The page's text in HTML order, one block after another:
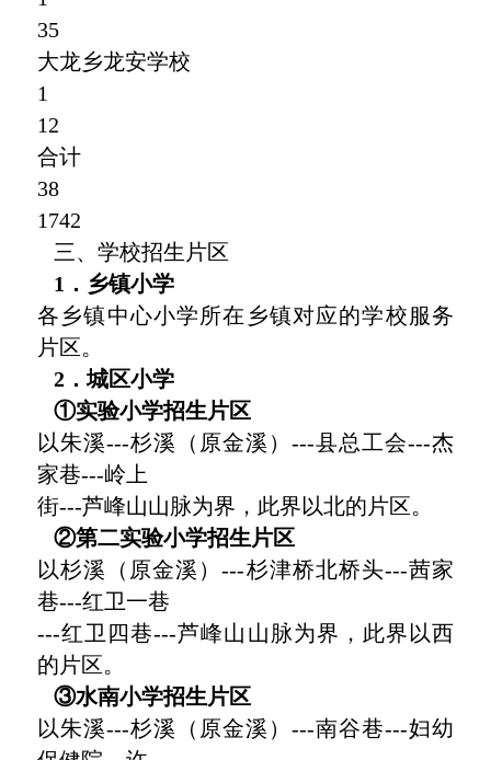
35
大龙乡龙安学校
1
12
合计
38
1742
三、学校招生片区
1．乡镇小学
各乡镇中心小学所在乡镇对应的学校服务
片区。
2．城区小学
①实验小学招生片区
以朱溪---杉溪（原金溪）---县总工会---杰
家巷---岭上
街---芦峰山山脉为界，此界以北的片区。
②第二实验小学招生片区
以杉溪（原金溪）---杉津桥北桥头---茜家
巷---红卫一巷
---红卫四巷---芦峰山山脉为界，此界以西
的片区。
③水南小学招生片区
以朱溪---杉溪（原金溪）---南谷巷---妇幼